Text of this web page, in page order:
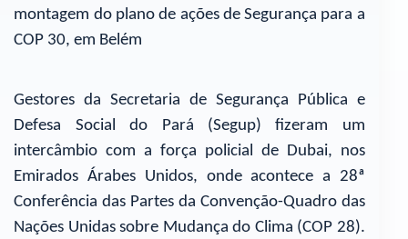
montagem do plano de ações de Segurança para a
COP 30, em Belém
Gestores da Secretaria de Segurança Pública e
Defesa Social do Pará (Segup) fizeram um
intercâmbio com a força policial de Dubai, nos
Emirados Árabes Unidos, onde acontece a 28ª
Conferência das Partes da Convenção-Quadro das
Nações Unidas sobre Mudança do Clima (COP 28).